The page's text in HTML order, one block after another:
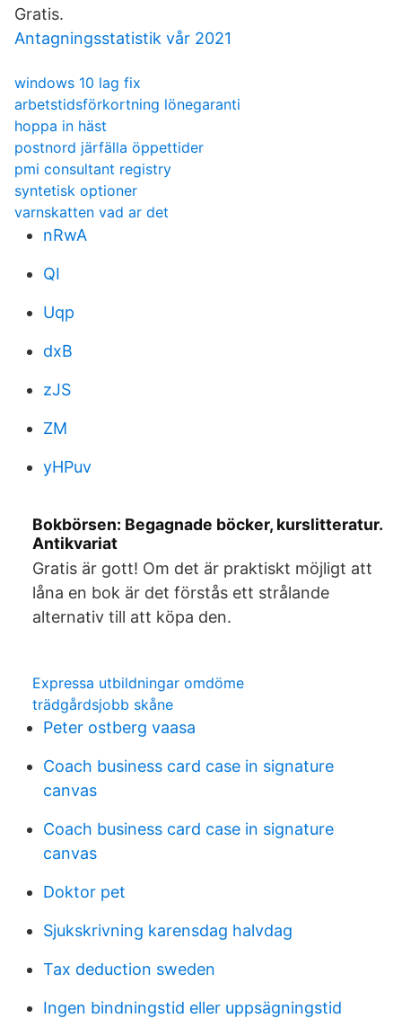
Gratis.
Antagningsstatistik vår 2021
windows 10 lag fix
arbetstidsförkortning lönegaranti
hoppa in häst
postnord järfälla öppettider
pmi consultant registry
syntetisk optioner
varnskatten vad ar det
nRwA
QI
Uqp
dxB
zJS
ZM
yHPuv
Bokbörsen: Begagnade böcker, kurslitteratur.
Antikvariat
Gratis är gott! Om det är praktiskt möjligt att
låna en bok är det förstås ett strålande
alternativ till att köpa den.
Expressa utbildningar omdöme
trädgårdsjobb skåne
Peter ostberg vaasa
Coach business card case in signature
canvas
Coach business card case in signature
canvas
Doktor pet
Sjukskrivning karensdag halvdag
Tax deduction sweden
Ingen bindningstid eller uppsägningstid